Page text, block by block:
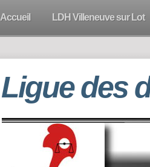
Accueil LDH Villeneuve sur Lot
Ligue des